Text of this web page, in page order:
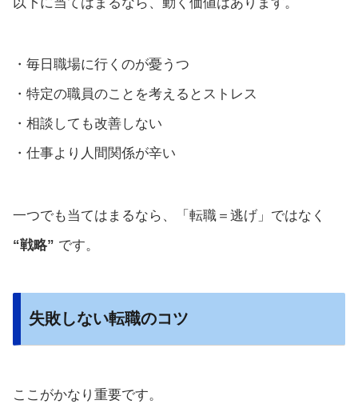
・毎日職場に行くのが憂うつ
・特定の職員のことを考えるとストレス
・相談しても改善しない
・仕事より人間関係が辛い
一つでも当てはまるなら、「転職＝逃げ」ではなく
“戦略” です。
失敗しない転職のコツ
ここがかなり重要です。